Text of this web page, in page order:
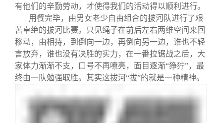
有他们的辛勤劳动，才使得我们的活动得以顺利进行。
用餐完毕，由男女老少自由组合的拔河队进行了艰
苦卓绝的拔河比赛。只见绳子在前后左右两维空间来回
移动，由相持，到倒向一边，再倒向另一边，谁也不轻
言放弃，谁也没有决胜的实力，在一番拉锯战之后，大
家体力渐渐不支，口号不再嘹亮，面目逐渐“狰狞”，最
终由一队勉强取胜。其实这拔河“拔”的就是一种精神。